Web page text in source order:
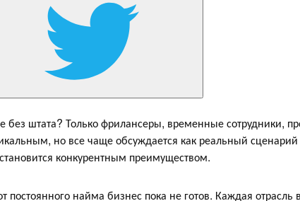
штата? Только фрилансеры, временные сотрудники,
но все чаще обсуждается как реальный
конкурентным преимуществом.
постоянного найма бизнес пока не готов. Каждая отрасль